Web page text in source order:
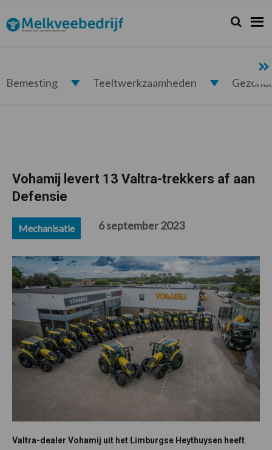
de
hoofdnavigatie
de
hoofd
de
eerste
de
voettekst
Melkveebedrijf.nl Zoeken...
Zoek
Bemesting Teeltwerkzaamheden
Vohamij levert 13 Valtra-trekkers af aan
Defensie
Mechanisatie 6 september 2023
Valtra-dealer Vohamij uit het Limburgse Heythuysen heeft